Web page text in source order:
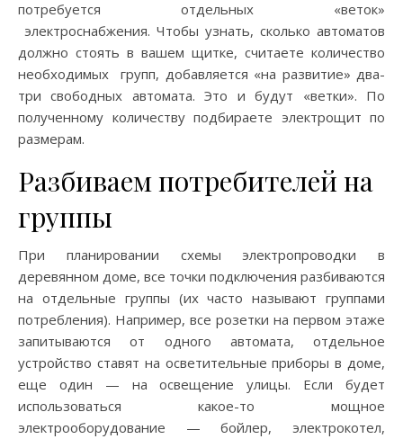
потребуется отдельных «веток»
электроснабжения. Чтобы узнать, сколько автоматов
должно стоять в вашем щитке, считаете количество
необходимых групп, добавляется «на развитие» два-
три свободных автомата. Это и будут «ветки». По
полученному количеству подбираете электрощит по
размерам.
Разбиваем потребителей на
группы
При планировании схемы электропроводки в
деревянном доме, все точки подключения разбиваются
на отдельные группы (их часто называют группами
потребления). Например, все розетки на первом этаже
запитываются от одного автомата, отдельное
устройство ставят на осветительные приборы в доме,
еще один — на освещение улицы. Если будет
использоваться какое-то мощное
электрооборудование — бойлер, электрокотел,